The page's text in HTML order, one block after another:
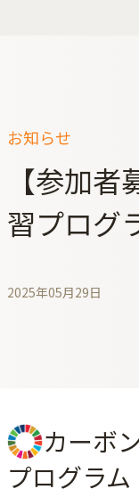
お知らせ
【参加
習プログ
2025年05月29日
カーボ
プログラム